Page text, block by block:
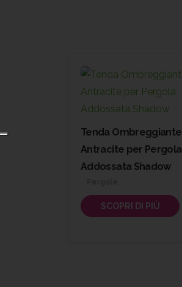
Tenda Ombreggiante
Antracite per Pergola
Addossata Shadow
SCOPRI DI PIÙ